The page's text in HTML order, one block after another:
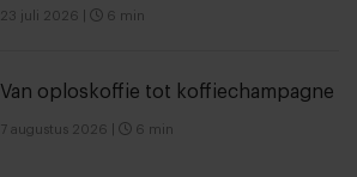
23 juli 2026 6 min
Van oploskoffie tot koffiechampagne
7 augustus 2026 6 min